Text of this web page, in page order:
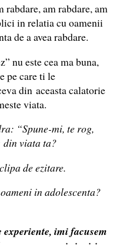
am rabdare, am
in relatia cu oamenii
de a avea rabdare.
nu este cea ma buna,
pe care ti le
din aceasta calatorie
viata.
“Spune-mi, te rog,
din viata ta?
de ezitare.
in adolescenta?
imi facusem